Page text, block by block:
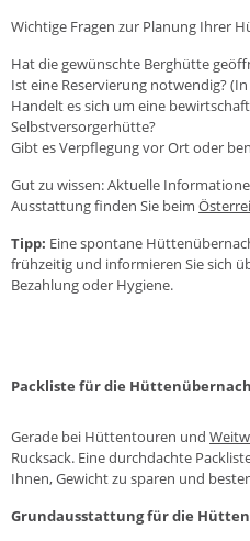
Wichtige Fragen zur Planung Ihrer
Hat die gewünschte Berghütte
Ist eine Reservierung notwendig?
Handelt es sich um eine
Selbstversorgerhütte?
Gibt es Verpflegung vor Ort oder
Gut zu wissen: Aktuelle
Ausstattung finden Sie beim
Tipp: Eine spontane
frühzeitig und informieren Sie sich
Bezahlung oder Hygiene.
Packliste für die
Gerade bei Hüttentouren und
Rucksack. Eine durchdachte
Ihnen, Gewicht zu sparen und
Grundausstattung für die